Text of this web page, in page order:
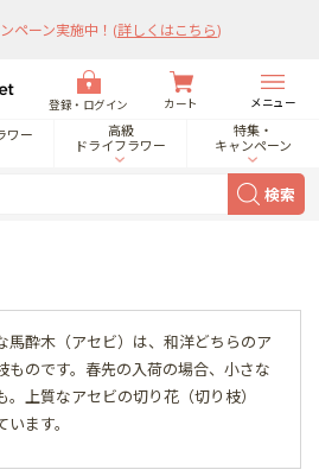
ペーン実施中！ (詳しくはこちら)
登録・ログイン カート メニュー
ワー
高級
ドライフラワー
特集・
キャンペーン
検索
馬酔木（アセビ）は、和洋どちらのア
ものです。春先の入荷の場合、小さな
上質なアセビの切り花（切り枝）
ます。